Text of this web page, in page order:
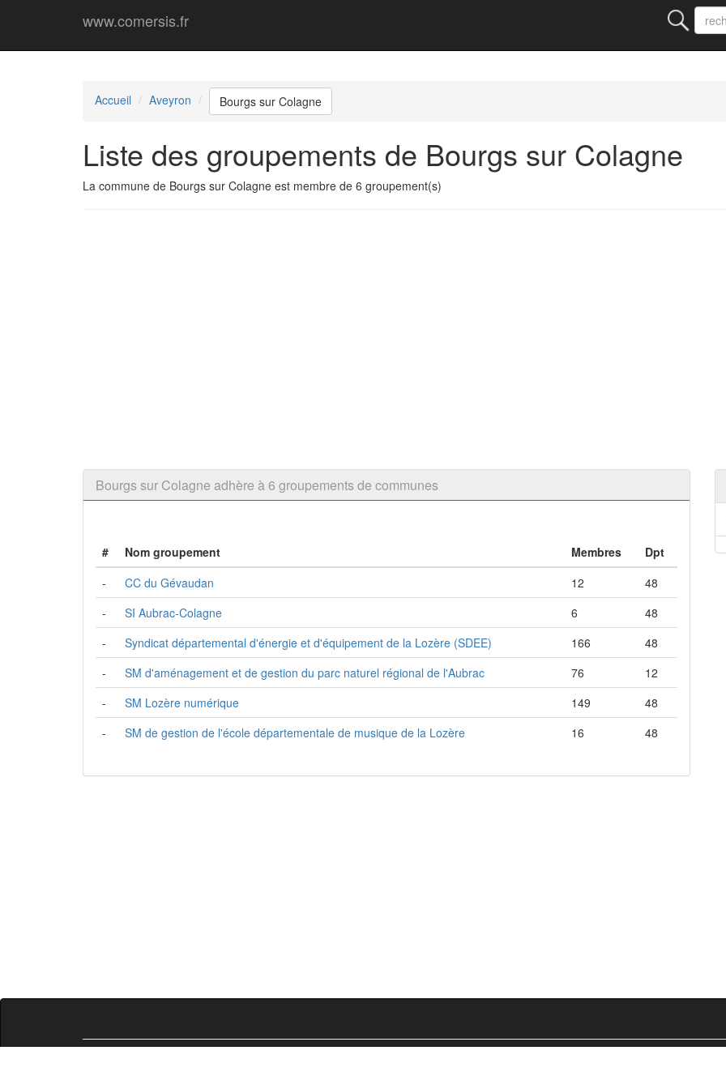
www.comersis.fr
Accueil Aveyron Bourgs sur Colagne
Liste des groupements de Bourgs sur Colagne
La commune de Bourgs sur Colagne est membre de 6 groupement(s)
Bourgs sur Colagne adhère à 6 groupements de communes
# Nom groupement Membres
Dpt
-
CC du Gévaudan 12
48
-
SI Aubrac-Colagne 6
48
-
Syndicat départemental d'énergie et d'équipement de la Lozère (SDEE) 166
48
-
SM d'aménagement et de gestion du parc naturel régional de l'Aubrac 76
12
-
SM Lozère numérique 149
48
-
SM de gestion de l'école départementale de musique de la Lozère 16 48